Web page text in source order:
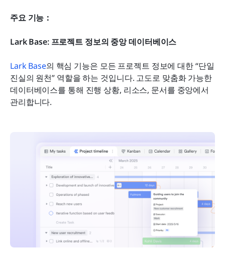
주요 기능：
Lark Base: 프로젝트 정보의 중앙 데이터베이스
Lark Base의 핵심 기능은 모든 프로젝트 정보에 대한 “단일
진실의 원천” 역할을 하는 것입니다. 고도로 맞춤화 가능한
데이터베이스를 통해 진행 상황, 리소스, 문서를 중앙에서
관리합니다.